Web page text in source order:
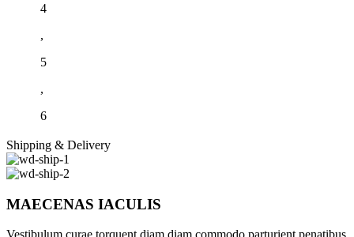
4
,
5
,
6
Shipping & Delivery
MAECENAS IACULIS